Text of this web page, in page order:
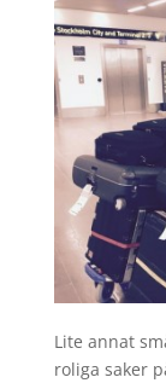
Lite annat
roliga saker